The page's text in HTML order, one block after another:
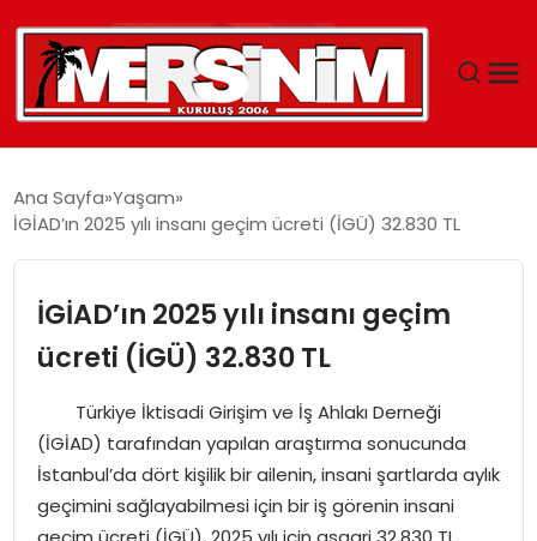
GÜNCEL
SAĞLIK
EĞITIM
SPOR
Ana Sayfa Yaşam
İGİAD’ın 2025 yılı insanı geçim ücreti (İGÜ) 32.830 TL
İGİAD’ın 2025 yılı insanı geçim
ücreti (İGÜ) 32.830 TL
Türkiye İktisadi Girişim ve İş Ahlakı Derneği
(İGİAD) tarafından yapılan araştırma sonucunda
İstanbul’da dört kişilik bir ailenin, insani şartlarda aylık
geçimini sağlayabilmesi için bir iş görenin insani